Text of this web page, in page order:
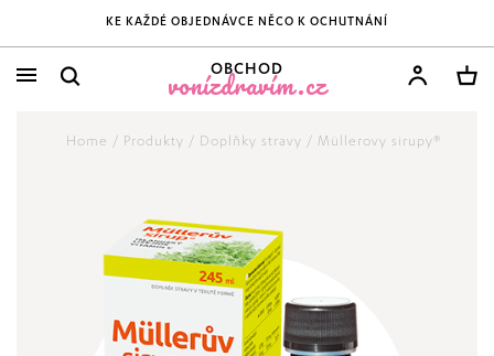
KE KAŽDÉ OBJEDNÁVCE NĚCO K OCHUTNÁNÍ
OBCHOD
vonízdravím.cz
Home / Produkty / Doplňky stravy / Müllerovy sirupy®